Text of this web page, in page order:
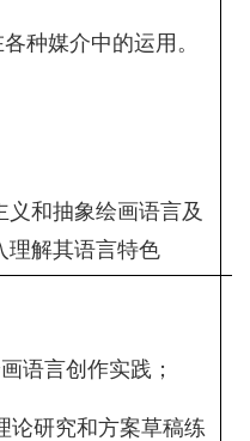
种媒介中的运用。
义和抽象绘画语言及
理解其语言特色
语言创作实践；
论研究和方案草稿练